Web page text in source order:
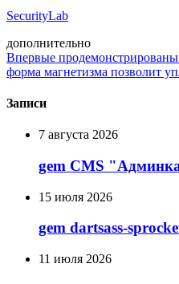
SecurityLab
дополнительно
Впервые
форма магнетизма позволит
Записи
7 августа 2026
gem CMS
15 июля 2026
gem dartsass-
11 июля 2026